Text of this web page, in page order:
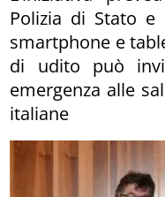
Polizia di Stato e
smartphone e
di udito può
emergenza alle
italiane